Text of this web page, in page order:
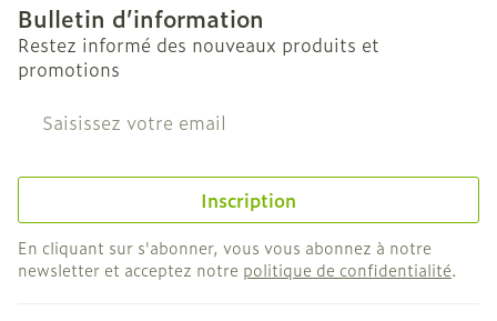
Bulletin d’information
Restez informé des nouveaux produits et
promotions
Adresse mail
Inscription
En cliquant sur s'abonner, vous vous abonnez à notre
newsletter et acceptez notre politique de confidentialité.